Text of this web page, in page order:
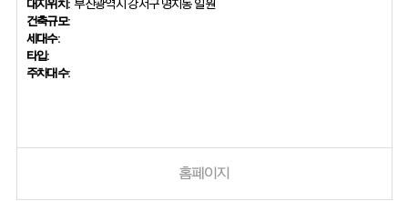
대지위치: 부산광역시 강서구 명지동 일원
건축규모:
세대수:
타입:
주차대수:
홈페이지